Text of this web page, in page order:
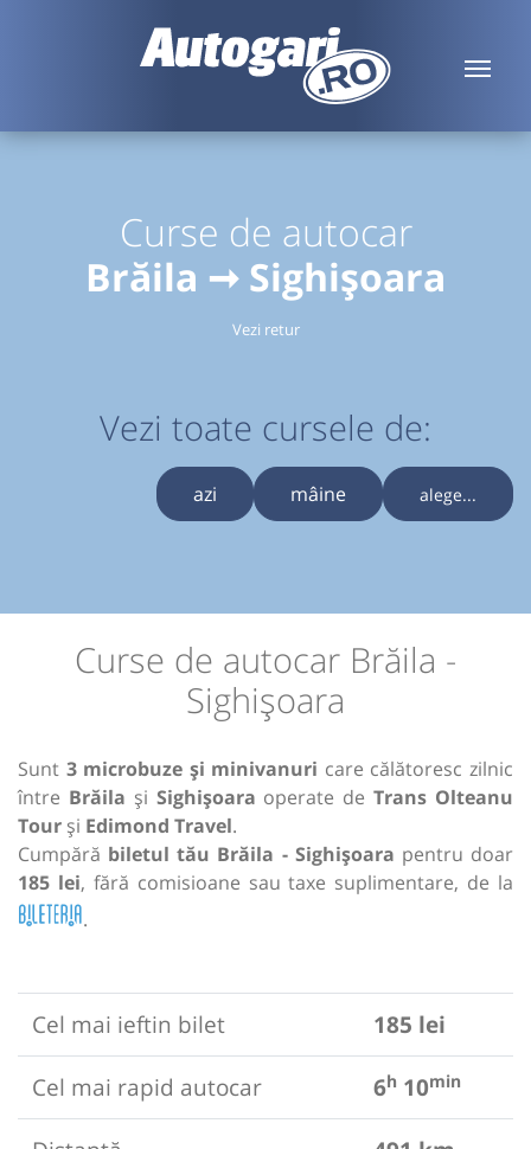
Curse de autocar
Brăila ➞ Sighișoara
Vezi retur
Vezi toate cursele de:
azi mâine alege...
Curse de autocar Brăila -
Sighișoara
Sunt 3 microbuze și minivanuri care călătoresc zilnic
între Brăila și Sighișoara operate deTrans Olteanu
Tour și Edimond Travel.
Cumpără biletul tău Brăila - Sighișoara pentru doar
185 lei, fără comisioane sau taxe suplimentare, de la
.
Cel mai ieftin bilet
185 lei
Cel mai rapid autocar
6h 10min